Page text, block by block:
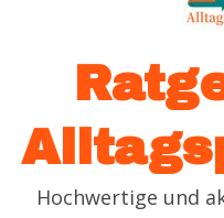
Hochwertige und